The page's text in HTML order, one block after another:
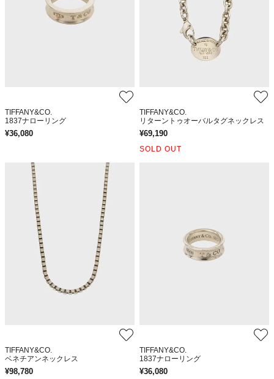
TIFFANY&CO.
1837ナローリング
¥36,080
TIFFANY&CO.
リターントゥオーバルタグネックレス
¥69,190
SOLD OUT
TIFFANY&CO.
ベネチアンネックレス
¥98,780
TIFFANY&CO.
1837ナローリング
¥36,080